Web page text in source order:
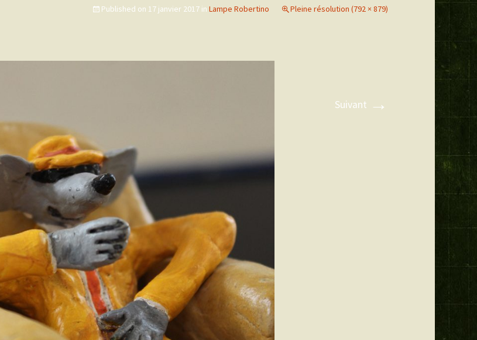
Published on 17 janvier 2017 in Lampe Robertino Pleine résolution (792 × 879)
Suivant →